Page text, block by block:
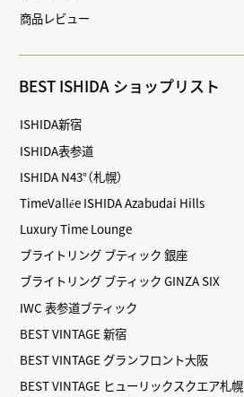
商品レビュー
BEST ISHIDA ショップリスト
ISHIDA新宿
ISHIDA表参道
ISHIDA N43°（札幌）
TimeVallée ISHIDA Azabudai Hills
Luxury Time Lounge
ブライトリング ブティック 銀座
ブライトリング ブティック GINZA SIX
IWC 表参道ブティック
BEST VINTAGE 新宿
BEST VINTAGE グランフロント大阪
BEST VINTAGE ヒューリックスクエア札幌